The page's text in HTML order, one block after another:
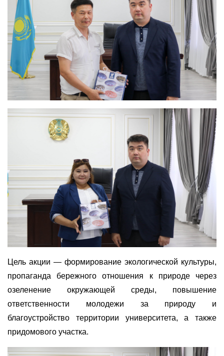
Цель акции — формирование экологической культуры,
пропаганда бережного отношения к природе через
озеленение окружающей среды, повышение
ответственности молодежи за природу и
благоустройство территории университета, а также
придомового участка.